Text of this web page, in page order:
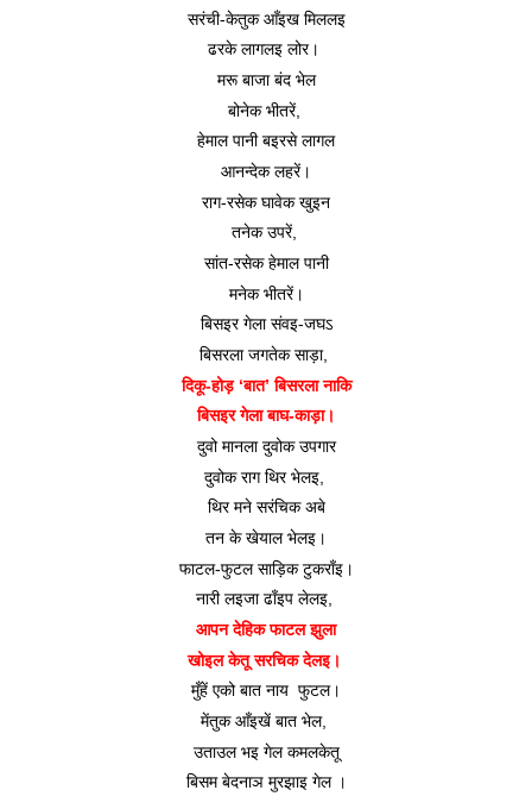
सरंची-केतुक आँइख मिललइ
ढरके लागलइ लोर।
मरू बाजा बंद भेल
बोनेक भीतरें,
हेमाल पानी बइरसे लागल
आनन्देक लहरें।
राग-रसेक घावेक खुइन
तनेक उपरें,
सांत-रसेक हेमाल पानी
मनेक भीतरें।
बिसइर गेला संवइ-जघऽ
बिसरला जगतेक साड़ा,
दिकू-होड़ ‘बात’ बिसरला नाकि
बिसइर गेला बाघ-काड़ा।
दुवो मानला दुवोक उपगार
दुवोक राग थिर भेलइ,
थिर मने सरंचिक अबे
तन के खेयाल भेलइ।
फाटल-फुटल साड़िक टुकराँइ।
नारी लइजा ढाँइप लेलइ,
आपन देहिक फाटल झुला
खोइल केतू सरचिक देलइ।
मुँहें एको बात नाय  फुटल।
मेंतुक आँइखें बात भेल,
उताउल भइ गेल कमलकेतू
बिसम बेदनाञ मुरझाइ गेल ।